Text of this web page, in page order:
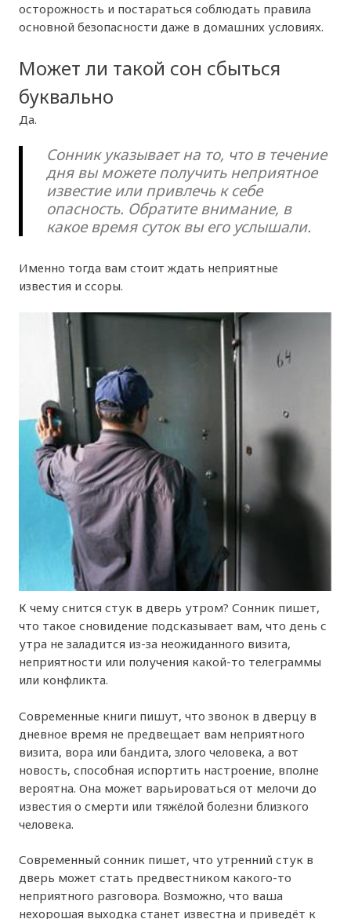
осторожность и постараться соблюдать правила
основной безопасности даже в домашних условиях.
Может ли такой сон сбыться
буквально
Да.
Сонник указывает на то, что в течение
дня вы можете получить неприятное
известие или привлечь к себе
опасность. Обратите внимание, в
какое время суток вы его услышали.
Именно тогда вам стоит ждать неприятные
известия и ссоры.
К чему снится стук в дверь утром? Сонник пишет,
что такое сновидение подсказывает вам, что день с
утра не заладится из-за неожиданного визита,
неприятности или получения какой-то телеграммы
или конфликта.
Современные книги пишут, что звонок в дверцу в
дневное время не предвещает вам неприятного
визита, вора или бандита, злого человека, а вот
новость, способная испортить настроение, вполне
вероятна. Она может варьироваться от мелочи до
известия о смерти или тяжёлой болезни близкого
человека.
Современный сонник пишет, что утренний стук в
дверь может стать предвестником какого-то
неприятного разговора. Возможно, что ваша
нехорошая выходка станет известна и приведёт к